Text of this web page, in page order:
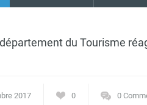
du Tourisme
2017 0 0